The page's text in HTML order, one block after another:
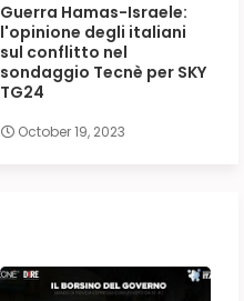
Guerra Hamas-Israele:
l'opinione degli italiani
sul conflitto nel
sondaggio Tecnè per SKY
TG24
October 19, 2023